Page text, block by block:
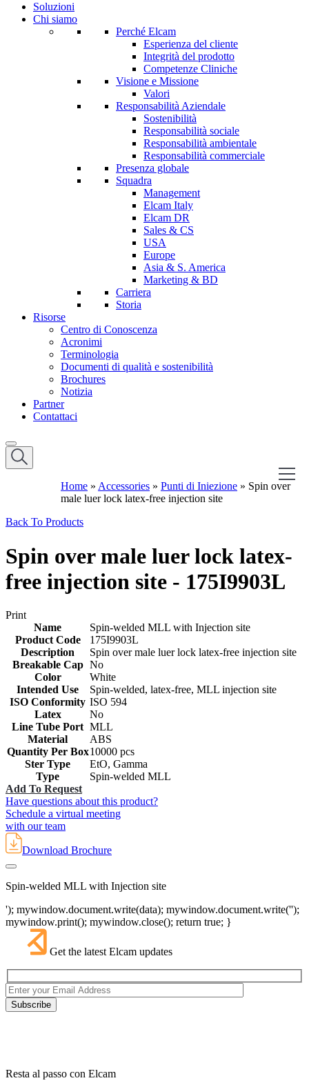
Soluzioni
Chi siamo
Perché Elcam
Esperienza del cliente
Integrità del prodotto
Competenze Cliniche
Visione e Missione
Valori
Responsabilità Aziendale
Sostenibilità
Responsabilità sociale
Responsabilità ambientale
Responsabilità commerciale
Presenza globale
Squadra
Management
Elcam Italy
Elcam DR
Sales & CS
USA
Europe
Asia & S. America
Marketing & BD
Carriera
Storia
Risorse
Centro di Conoscenza
Acronimi
Terminologia
Documenti di qualità e sostenibilità
Brochures
Notizia
Partner
Contattaci
Home » Accessories » Punti di Iniezione » Spin over
male luer lock latex-free injection site
Back To Products
Spin over male luer lock latex-
free injection site - 175I9903L
Print
Name
Spin-welded MLL with Injection site
Product Code
175I9903L
Description
Spin over male luer lock latex-free injection site
Breakable Cap No
Color
White
Intended Use
Spin-welded, latex-free, MLL injection site
ISO Conformity ISO 594
Latex
No
Line Tube Port MLL
Material
ABS
Quantity Per Box10000 pcs
Ster Type
EtO, Gamma
Type
Spin-welded MLL
Add To Request
Have questions about this product?
Schedule a virtual meeting
with our team
Download Brochure
Spin-welded MLL with Injection site
'); mywindow.document.write(data); mywindow.document.write('');
mywindow.print(); mywindow.close(); return true; }
Get the latest Elcam updates
Resta al passo con Elcam